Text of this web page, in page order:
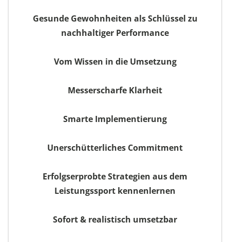
Gesunde Gewohnheiten als Schlüssel zu
nachhaltiger Performance
Vom Wissen in die Umsetzung
Messerscharfe Klarheit
Smarte Implementierung
Unerschütterliches Commitment
Erfolgserprobte Strategien aus dem
Leistungssport kennenlernen
Sofort & realistisch umsetzbar